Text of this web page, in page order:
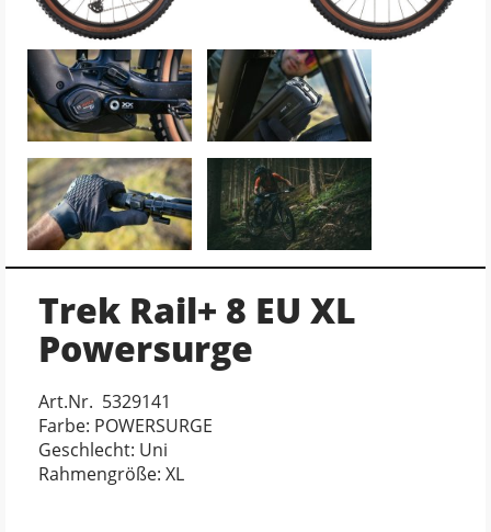
Trek Rail+ 8 EU XL
Powersurge
Art.Nr. 5329141
Farbe: POWERSURGE
Geschlecht: Uni
Rahmengröße: XL